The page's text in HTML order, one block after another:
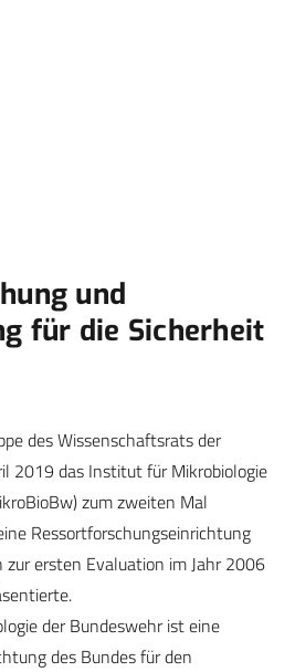
und
für die Sicherheit
des Wissenschaftsrats der
2019 das Institut für Mikrobiologie
zum zweiten Mal
Ressortforschungseinrichtung
zur ersten Evaluation im Jahr 2006
der Bundeswehr ist eine
des Bundes für den